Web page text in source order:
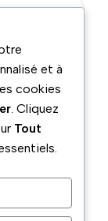
et à
cookies
. Cliquez
Tout